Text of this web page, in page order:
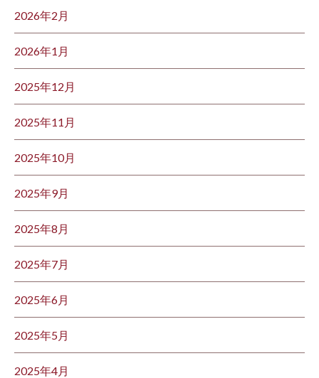
2026年2月
2026年1月
2025年12月
2025年11月
2025年10月
2025年9月
2025年8月
2025年7月
2025年6月
2025年5月
2025年4月